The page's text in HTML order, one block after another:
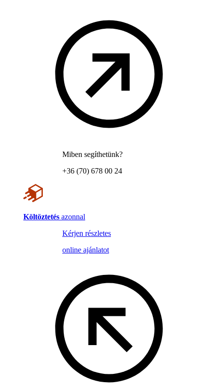
Miben segíthetünk?
+36 (70) 678 00 24
Költöztetés azonnal
Kérjen részletes
online ajánlatot